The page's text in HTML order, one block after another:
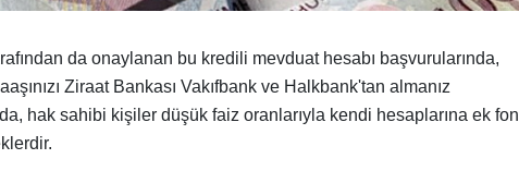
da onaylanan bu kredili mevduat hesabı başvurularında,
Ziraat Bankası Vakıfbank ve Halkbank'tan almanız
hak sahibi kişiler düşük faiz oranlarıyla kendi hesaplarına ek fon